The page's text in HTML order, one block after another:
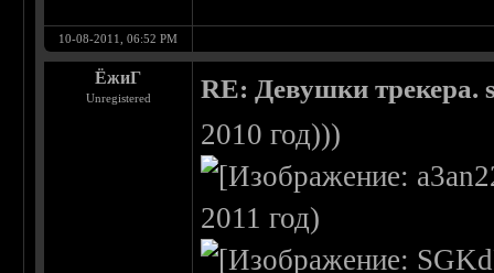
10-08-2011, 06:52 PM
ЁжиГ
Unregistered RE: Девушки трекера.
2010 год)))
2011 год)